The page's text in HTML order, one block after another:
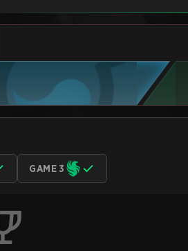
GAME 3